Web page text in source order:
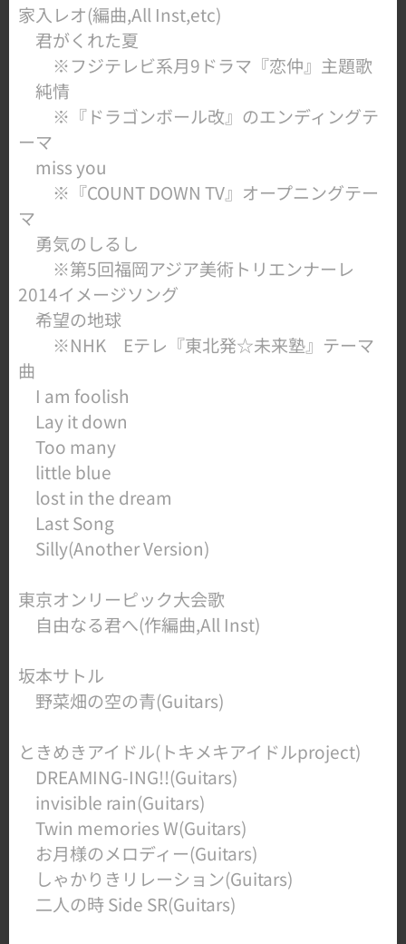
家入レオ​(編曲,All Inst,etc)
君がくれた夏
※フジテレビ系月9ドラマ『恋仲』主題歌
純情
※『ドラゴンボール改』のエンディングテ
ーマ
miss you
※『COUNT DOWN TV』オープニングテー
マ
勇気のしるし
※第5回福岡アジア美術トリエンナーレ
2014イメージソング
希望の地球
※NHK Eテレ『東北発☆未来塾』テーマ
曲
I am foolish
Lay it down
Too many
little blue
lost in the dream
Last Song
​ Silly(Another Version)
東京オンリーピック大会歌
​ 自由なる君へ(作編曲,All Inst)
坂本サトル
​ 野菜畑の空の青(Guitars)
ときめきアイドル(トキメキアイドルproject)
​ DREAMING-ING!!(Guitars)
invisible rain(Guitars)
Twin memories W(Guitars)
お月様のメロディー(Guitars)
しゃかりきリレーション(Guitars)
二人の時 Side SR(Guitars)